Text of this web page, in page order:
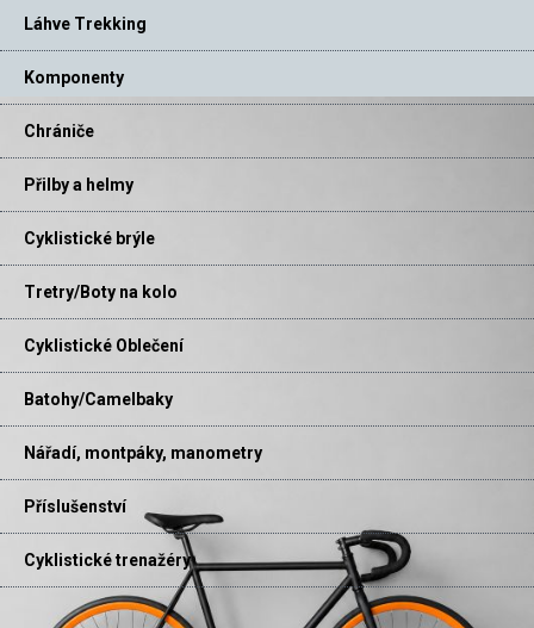
Láhve Trekking
Komponenty
Chrániče
Přilby a helmy
Cyklistické brýle
Tretry/Boty na kolo
Cyklistické Oblečení
Batohy/Camelbaky
Nářadí, montpáky, manometry
Příslušenství
Cyklistické trenažéry